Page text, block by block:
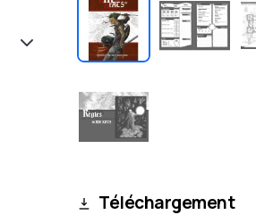
Téléchargement